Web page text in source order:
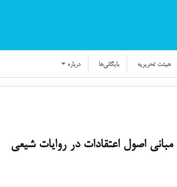
هیئت تحریریه بایگانی‌ها درباره
اصول اعتقادات در روایات شیعی